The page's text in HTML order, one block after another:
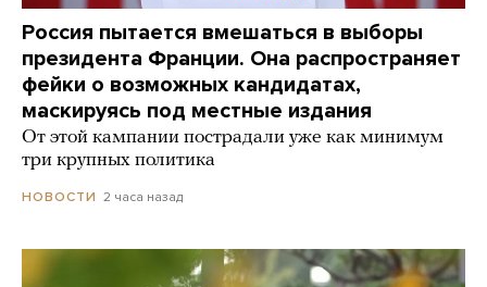
Россия пытается вмешаться в выборы
президента Франции. Она распространяет
фейки о возможных кандидатах,
маскируясь под местные издания
От этой кампании пострадали уже как минимум
три крупных политика
НОВОСТИ 2 часа назад